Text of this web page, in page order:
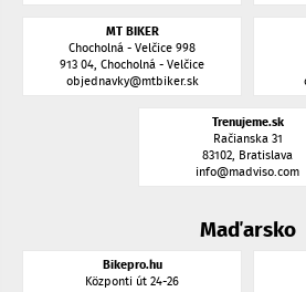
MT BIKER
Chocholná - Velčice 998
913 04, Chocholná - Velčice
objednavky@mtbiker.sk
Trenujeme.sk
Račianska 31
83102, Bratislava
info@madviso.com
Maďarsko
Bikepro.hu
Központi út 24-26